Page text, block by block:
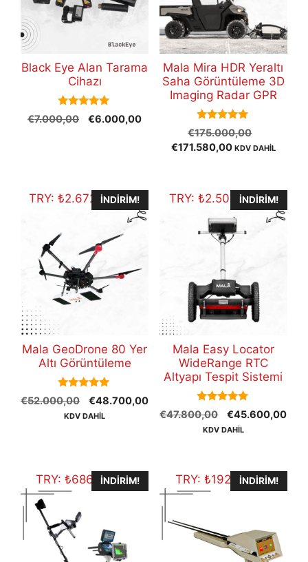
Black Eye Alan Tarama
Cihazı
5.00
out of 5
€7.000,00
Orijinal
€6.000,00Şu
Mala Mira HDR Yeraltı
Saha Görüntüleme 3D
Imaging Radar GPR
5.00
out of 5
€175.000,00
fiyat:
€171.580,00Şu
€171.580,00.
KDV DAHİL
TRY:₺2.672.996,90
İNDIRIM!
Mala GeoDrone 80 Yer
Altı Görüntüleme
5.00
out of 5
€52.000,00
Orijinal
fiyat:
€48.700,00Şu
andaki
KDV DAHİL
TRY: ₺2.502.847,20
İNDIRIM!
Mala Easy Locator
WideRange RTC
Altyapı Tespit Sistemi
5.00
out of 5
€47.800,00
Orijinal
fiyat:
€45.600,00Şu
KDV DAHİL
TRY: ₺686.087,50
İNDIRIM! TRY: ₺192.104,50
İNDIRIM!